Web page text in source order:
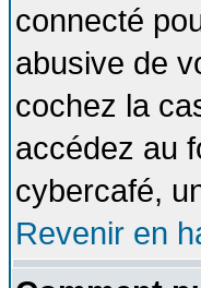
connecté
abusive de
cochez la
accédez au
cybercafé,
Revenir en